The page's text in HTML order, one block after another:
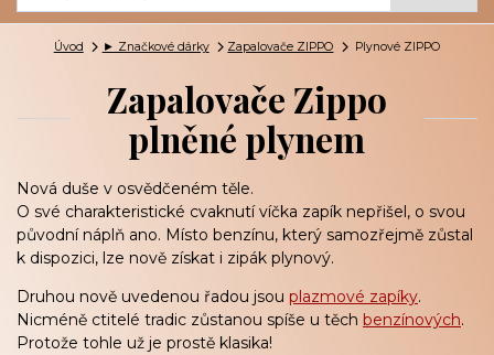
Úvod ► Značkové dárky Zapalovače ZIPPO Plynové ZIPPO
Zapalovače Zippo
plněné plynem
Nová duše v osvědčeném těle.
O své charakteristické cvaknutí víčka zapík nepřišel, o svou
původní náplň ano. Místo benzínu, který samozřejmě zůstal
k dispozici, lze nově získat i zipák plynový.
Druhou nově uvedenou řadou jsou plazmové zapíky.
Nicméně ctitelé tradic zůstanou spíše u těch benzínových.
Protože tohle už je prostě klasika!